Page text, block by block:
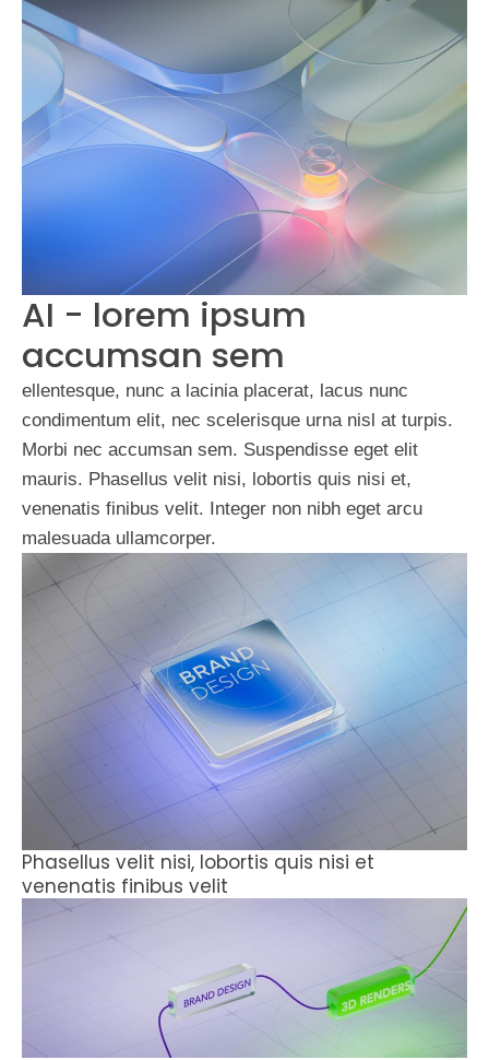
AI - lorem ipsum
accumsan sem
ellentesque, nunc a lacinia placerat, lacus nunc
condimentum elit, nec scelerisque urna nisl at turpis.
Morbi nec accumsan sem. Suspendisse eget elit
mauris. Phasellus velit nisi, lobortis quis nisi et,
venenatis finibus velit. Integer non nibh eget arcu
malesuada ullamcorper.
Phasellus velit nisi, lobortis quis nisi et
venenatis finibus velit